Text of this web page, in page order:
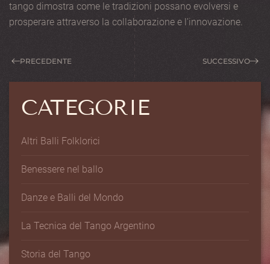
tango dimostra come le tradizioni possano evolversi e
prosperare attraverso la collaborazione e l’innovazione.
PRECEDENTE SUCCESSIVO
CATEGORIE
Altri Balli Folklorici
Benessere nel ballo
Danze e Balli del Mondo
La Tecnica del Tango Argentino
Storia del Tango